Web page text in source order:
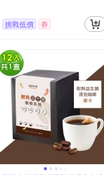
挑戰低價 券